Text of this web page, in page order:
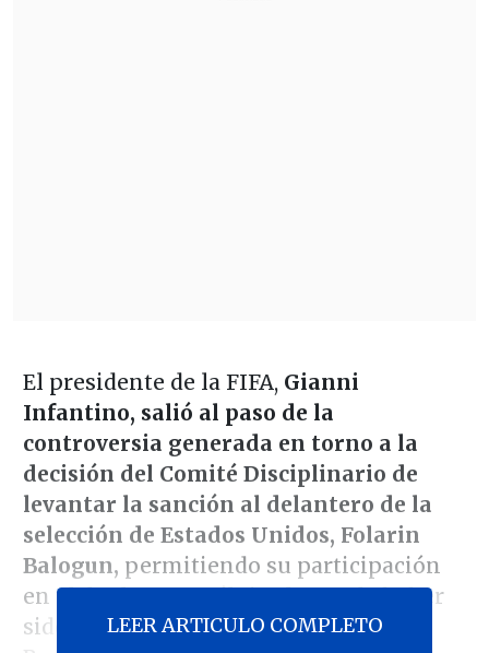
El presidente de la FIFA, Gianni
Infantino, salió al paso de la
controversia generada en torno a la
decisión del Comité Disciplinario de
levantar la sanción al delantero de la
selección de Estados Unidos, Folarin
Balogun, permitiendo su participación
en el duelo ante Bélgica luego de haber
sido expulsado en el partido ante
LEER ARTICULO COMPLETO